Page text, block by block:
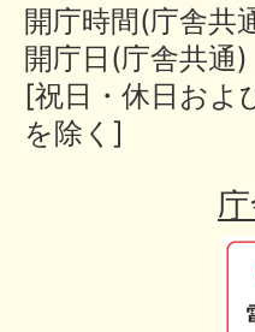
開庁時間(庁舎共
開庁日(庁舎共通
[祝日・休日およ
を除く]